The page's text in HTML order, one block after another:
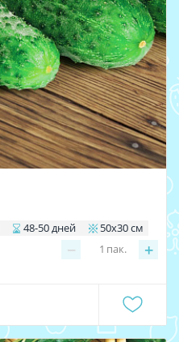
48-50 дней 50х30 см
− +
1 пак.